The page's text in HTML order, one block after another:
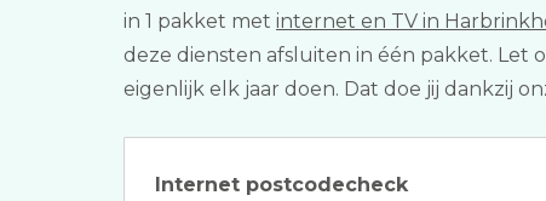
in 1 pakket met internet en TV in
deze diensten afsluiten in één pakket.
eigenlijk elk jaar doen. Dat doe jij dankzij
Internet postcodecheck